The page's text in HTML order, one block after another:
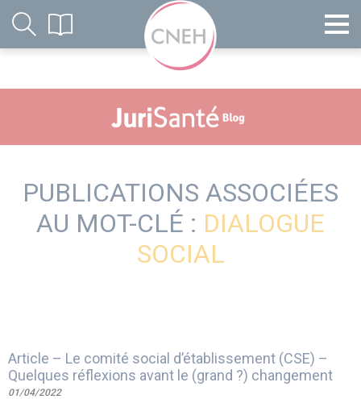
PUBLICATIONS ASSOCIÉES
AU MOT-CLÉ : DIALOGUE
SOCIAL
Article – Le comité social d’établissement (CSE) –
Quelques réflexions avant le (grand ?) changement
01/04/2022